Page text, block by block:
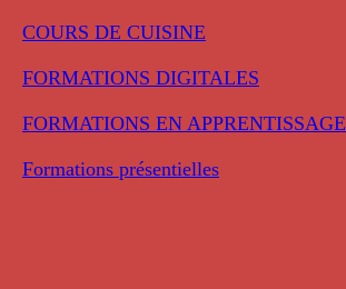
COURS DE CUISINE
FORMATIONS DIGITALES
FORMATIONS EN APPRENTISSAGE
Formations présentielles